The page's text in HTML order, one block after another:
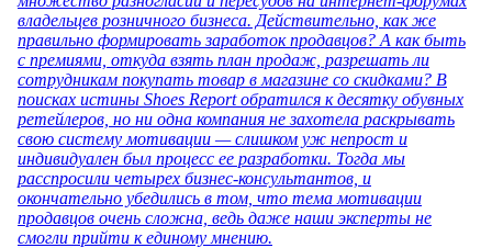
владельцев розничного бизнеса. Действительно, как же
правильно формировать заработок продавцов? А как быть
с премиями, откуда взять план продаж, разрешать ли
сотрудникам покупать товар в магазине со скидками? В
поисках истины Shoes Report обратился к десятку обувных
ретейлеров, но ни одна компания не захотела раскрывать
свою систему мотивации — слишком уж непрост и
индивидуален был процесс ее разработки. Тогда мы
расспросили четырех бизнес-консультантов, и
окончательно убедились в том, что тема мотивации
продавцов очень сложна, ведь даже наши эксперты не
смогли прийти к единому мнению.